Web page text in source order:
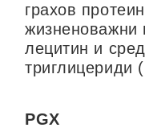
грахов
жизненоважни
лецитин и
триглицериди
PGX